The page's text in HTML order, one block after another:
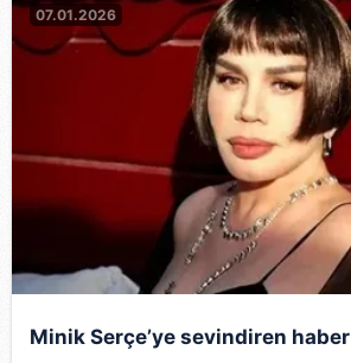
07.01.2026
Minik Serçe’ye sevindiren haber